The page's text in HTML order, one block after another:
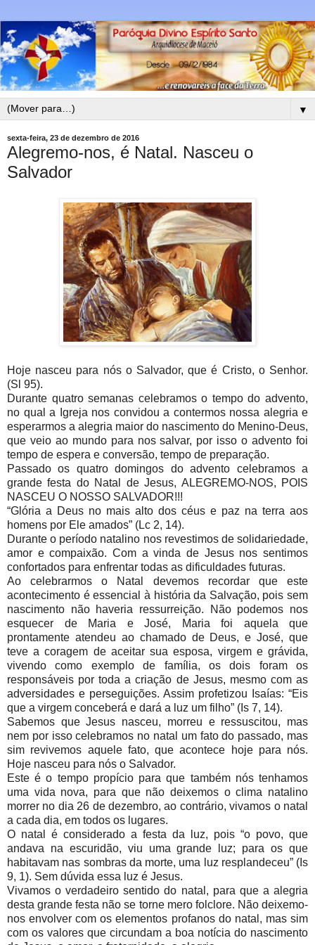
▼
sexta-feira, 23 de dezembro de 2016
Alegremo-nos, é Natal. Nasceu o
Salvador
Hoje nasceu para nós o Salvador, que é Cristo, o Senhor.
(Sl 95).
Durante quatro semanas celebramos o tempo do advento,
no qual a Igreja nos convidou a contermos nossa alegria e
esperarmos a alegria maior do nascimento do Menino-Deus,
que veio ao mundo para nos salvar, por isso o advento foi
tempo de espera e conversão, tempo de preparação.
Passado os quatro domingos do advento celebramos a
grande festa do Natal de Jesus, ALEGREMO-NOS, POIS
NASCEU O NOSSO SALVADOR!!!
“Glória a Deus no mais alto dos céus e paz na terra aos
homens por Ele amados” (Lc 2, 14).
Durante o período natalino nos revestimos de solidariedade,
amor e compaixão. Com a vinda de Jesus nos sentimos
confortados para enfrentar todas as dificuldades futuras.
Ao celebrarmos o Natal devemos recordar que este
acontecimento é essencial à história da Salvação, pois sem
nascimento não haveria ressurreição. Não podemos nos
esquecer de Maria e José, Maria foi aquela que
prontamente atendeu ao chamado de Deus, e José, que
teve a coragem de aceitar sua esposa, virgem e grávida,
vivendo como exemplo de família, os dois foram os
responsáveis por toda a criação de Jesus, mesmo com as
adversidades e perseguições. Assim profetizou Isaías: “Eis
que a virgem conceberá e dará a luz um filho” (Is 7, 14).
Sabemos que Jesus nasceu, morreu e ressuscitou, mas
nem por isso celebramos no natal um fato do passado, mas
sim revivemos aquele fato, que acontece hoje para nós.
Hoje nasceu para nós o Salvador.
Este é o tempo propício para que também nós tenhamos
uma vida nova, para que não deixemos o clima natalino
morrer no dia 26 de dezembro, ao contrário, vivamos o natal
a cada dia, em todos os lugares.
O natal é considerado a festa da luz, pois “o povo, que
andava na escuridão, viu uma grande luz; para os que
habitavam nas sombras da morte, uma luz resplandeceu” (Is
9, 1). Sem dúvida essa luz é Jesus.
Vivamos o verdadeiro sentido do natal, para que a alegria
desta grande festa não se torne mero folclore. Não deixemo-
nos envolver com os elementos profanos do natal, mas sim
com os valores que circundam a boa notícia do nascimento